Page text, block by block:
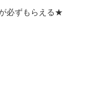
必ずもらえる★